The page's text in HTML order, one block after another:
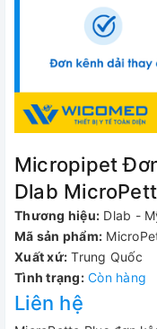
Micropipet
Dlab
Thương hiệu: Dlab -
Mã sản phẩm:
Xuất xứ: Trung Quốc
Tình trạng: Còn hàng
Liên hệ